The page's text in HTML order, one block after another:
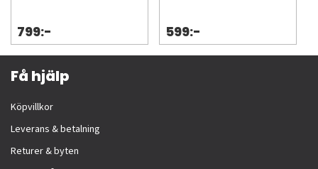
799:- 599:-
Få hjälp
Köpvillkor
Leverans & betalning
Returer & byten